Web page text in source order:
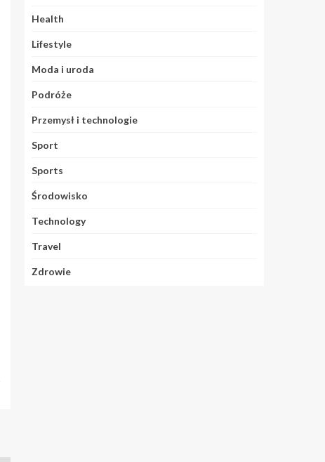
Health
Lifestyle
Moda i uroda
Podróże
Przemysł i technologie
Sport
Sports
Środowisko
Technology
Travel
Zdrowie